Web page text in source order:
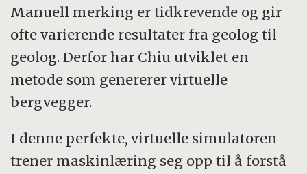
Manuell merking er tidkrevende og gir
ofte varierende resultater fra geolog til
geolog. Derfor har Chiu utviklet en
metode som genererer virtuelle
bergvegger.
I denne perfekte, virtuelle simulatoren
trener maskinlæring seg opp til å forstå